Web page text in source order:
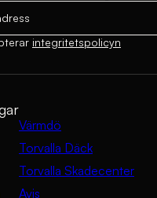
integritetspolicyn
Värmdö
Torvalla Däck
Torvalla Skadecenter
Avis